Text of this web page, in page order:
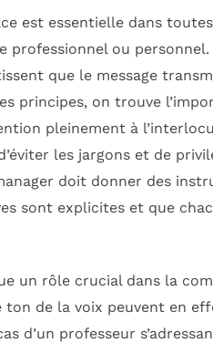
est essentielle dans
professionnel ou
que le message
principes, on trouve
pleinement à
les jargons et de
doit donner des
sont explicites et que
un rôle crucial dans la
ton de la voix peuvent en
d’un professeur